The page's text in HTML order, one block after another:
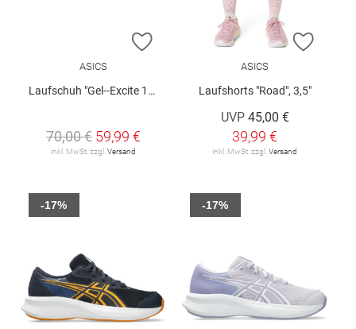
ZUR WUNSCHLISTE HINZUFÜGEN
ASICS
Laufschuh "Gel--Excite 11 GS"
70,00 € 59,99 €
inkl. MwSt. zzgl. Versand
ZUR
ASICS
Laufshorts "Road", 3,5"
UVP 45,00 €
39,99 €
inkl. MwSt. zzgl. Versand
-17% -17%